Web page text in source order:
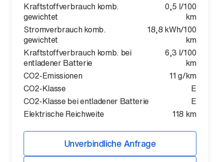
Der ID. Polo Day
Am 5. September
Kraftstoffverbrauch komb.
gewichtet
0,5 l/100
km
Stromverbrauch komb.
gewichtet
18,8 kWh/100
km
Kraftstoffverbrauch komb. bei
entladener Batterie
6,3 l/100
km
CO2-Emissionen
11 g/km
CO2-Klasse
E
CO2-Klasse bei entladener Batterie
E
Elektrische Reichweite
118 km
Unverbindliche Anfrage